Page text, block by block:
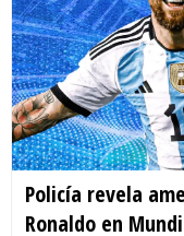
Policía revela
Ronaldo en